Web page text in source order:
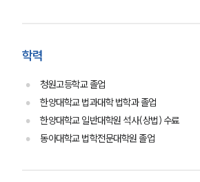
전체
구성원 소개
학력
청원고등학교 졸업
한양대학교 법과대학 법학과 졸업
한양대학교 일반대학원 석사(상법) 수료
동아대학교 법학전문대학원 졸업